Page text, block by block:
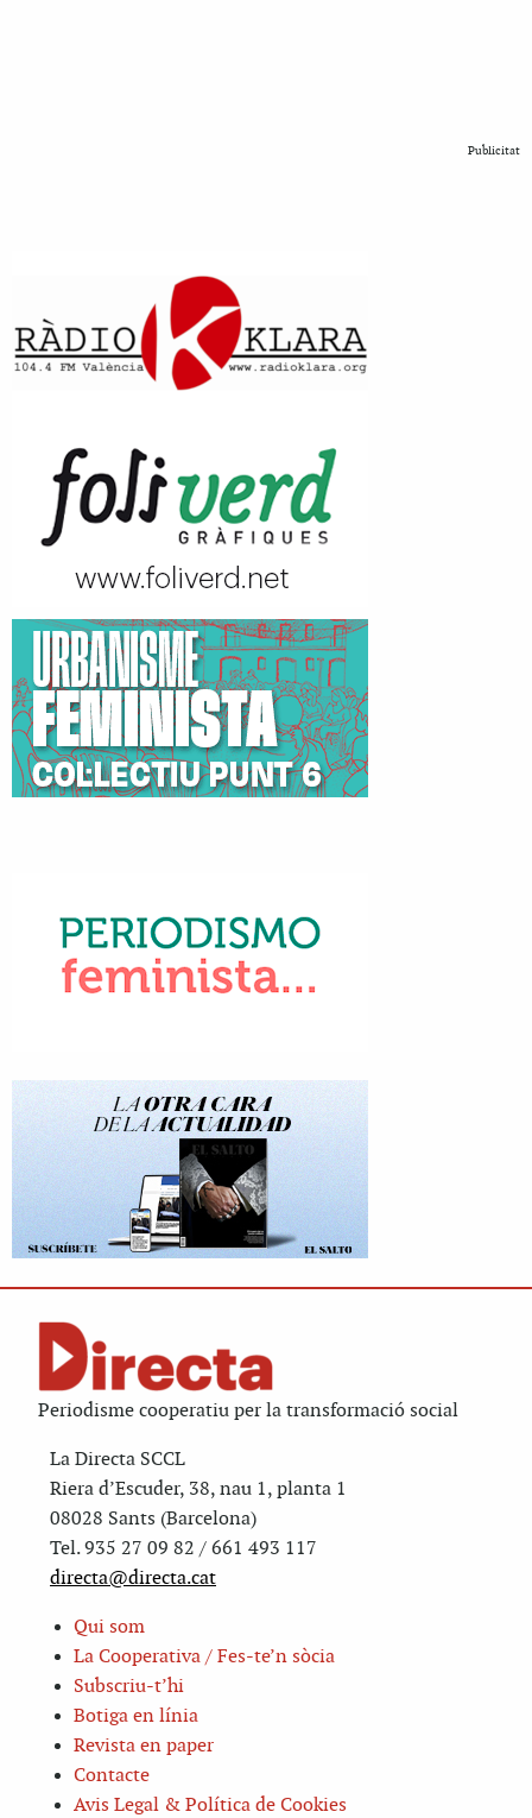
Publicitat
Periodisme cooperatiu per la transformació social
La Directa SCCL
Riera d’Escuder, 38, nau 1, planta 1
08028 Sants (Barcelona)
Tel. 935 27 09 82 / 661 493 117
directa@directa.cat
Qui som
La Cooperativa / Fes-te’n sòcia
Subscriu-t’hi
Botiga en línia
Revista en paper
Contacte
Avis Legal & Política de Cookies